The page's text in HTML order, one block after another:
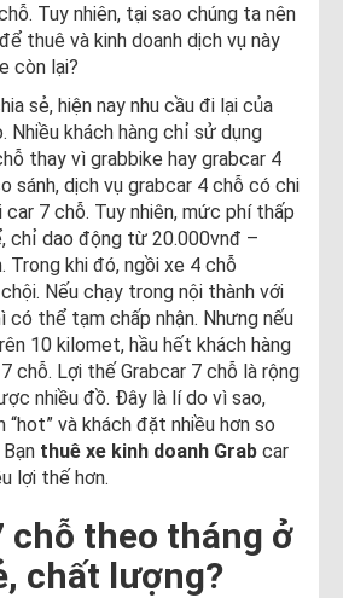
Tuy nhiên, tại sao chúng ta nên
thuê và kinh doanh dịch vụ này
còn lại?
sẻ, hiện nay nhu cầu đi lại của
Nhiều khách hàng chỉ sử dụng
thay vì grabbike hay grabcar 4
sánh, dịch vụ grabcar 4 chỗ có chi
7 chỗ. Tuy nhiên, mức phí thấp
chỉ dao động từ 20.000vnđ –
Trong khi đó, ngồi xe 4 chỗ
Nếu chạy trong nội thành với
có thể tạm chấp nhận. Nhưng nếu
10 kilomet, hầu hết khách hàng
chỗ. Lợi thế Grabcar 7 chỗ là rộng
nhiều đồ. Đây là lí do vì sao,
“hot” và khách đặt nhiều hơn so
thuê xe kinh doanh Grab car
lợi thế hơn.
chỗ theo tháng ở
chất lượng?